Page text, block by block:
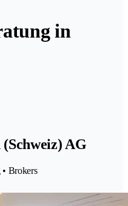
in
AG
• Brokers